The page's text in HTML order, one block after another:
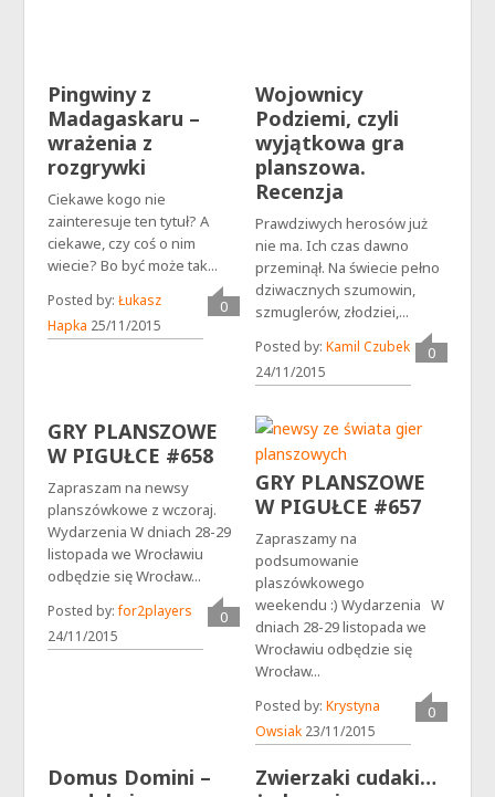
Pingwiny z
Madagaskaru –
wrażenia z
rozgrywki
Ciekawe kogo nie
zainteresuje ten tytuł? A
ciekawe, czy coś o nim
wiecie? Bo być może tak...
Posted by: Łukasz
Hapka 25/11/2015
0
Wojownicy
Podziemi, czyli
wyjątkowa gra
planszowa.
Recenzja
Prawdziwych herosów już
nie ma. Ich czas dawno
przeminął. Na świecie pełno
dziwacznych szumowin,
szmuglerów, złodziei,...
Posted by:Kamil Czubek
24/11/2015
0
GRY PLANSZOWE
W PIGUŁCE #658
Zapraszam na newsy
planszówkowe z wczoraj.
Wydarzenia W dniach 28-29
listopada we Wrocławiu
odbędzie się Wrocław...
Posted by:for2players
24/11/2015
0
GRY PLANSZOWE
W PIGUŁCE #657
Zapraszamy na
podsumowanie
plaszówkowego
weekendu :) Wydarzenia W
dniach 28-29 listopada we
Wrocławiu odbędzie się
Wrocław...
Posted by:Krystyna
Owsiak 23/11/2015
0
Domus Domini –
Zwierzaki cudaki…